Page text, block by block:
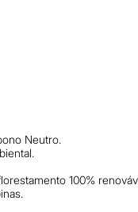
Neutro.
100%